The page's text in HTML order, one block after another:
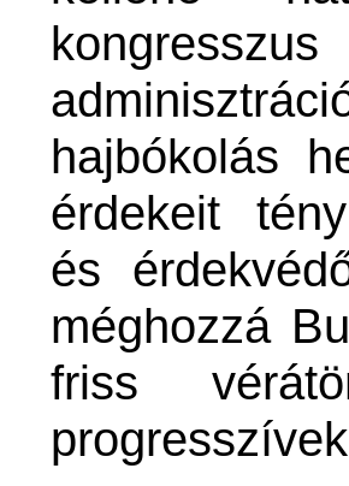
hajbókolás
érdekeit
és
méghozzá
friss